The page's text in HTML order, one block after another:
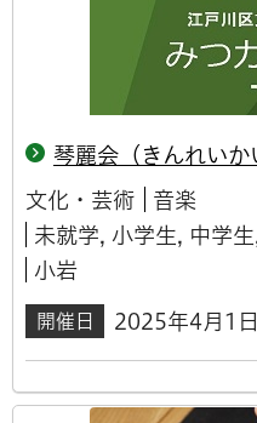
琴麗会（きんれいか
文化・芸術
音楽
未就学, 小学生, 中学
小岩
開催日 2025年4月1